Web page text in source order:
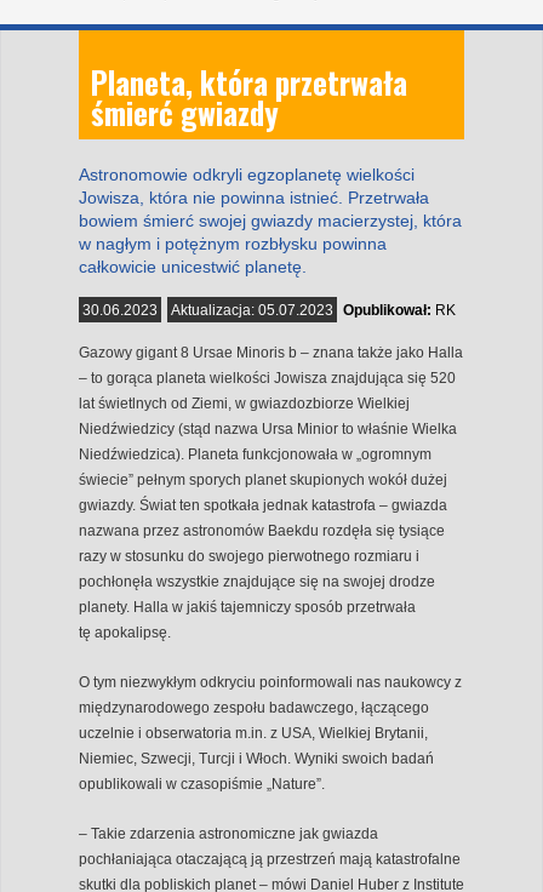
Planeta, która przetrwała
śmierć gwiazdy
Astronomowie odkryli egzoplanetę wielkości
Jowisza, która nie powinna istnieć. Przetrwała
bowiem śmierć swojej gwiazdy macierzystej, która
w nagłym i potężnym rozbłysku powinna
całkowicie unicestwić planetę.
30.06.2023 Aktualizacja: 05.07.2023 Opublikował: RK
Gazowy gigant 8 Ursae Minoris b – znana także jako Halla
– to gorąca planeta wielkości Jowisza znajdująca się 520
lat świetlnych od Ziemi, w gwiazdozbiorze Wielkiej
Niedźwiedzicy (stąd nazwa Ursa Minior to właśnie Wielka
Niedźwiedzica). Planeta funkcjonowała w „ogromnym
świecie” pełnym sporych planet skupionych wokół dużej
gwiazdy. Świat ten spotkała jednak katastrofa – gwiazda
nazwana przez astronomów Baekdu rozdęła się tysiące
razy w stosunku do swojego pierwotnego rozmiaru i
pochłonęła wszystkie znajdujące się na swojej drodze
planety. Halla w jakiś tajemniczy sposób przetrwała
tę apokalipsę.
O tym niezwykłym odkryciu poinformowali nas naukowcy z
międzynarodowego zespołu badawczego, łączącego
uczelnie i obserwatoria m.in. z USA, Wielkiej Brytanii,
Niemiec, Szwecji, Turcji i Włoch. Wyniki swoich badań
opublikowali w czasopiśmie „Nature”.
– Takie zdarzenia astronomiczne jak gwiazda
pochłaniająca otaczającą ją przestrzeń mają katastrofalne
skutki dla pobliskich planet – mówi Daniel Huber z Institute